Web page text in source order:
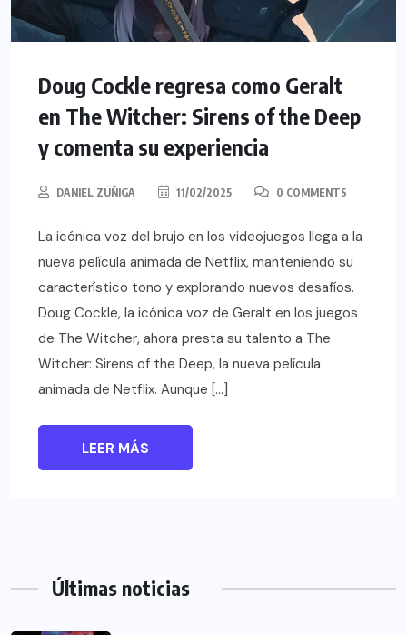
Doug Cockle regresa como Geralt
en The Witcher: Sirens of the Deep
y comenta su experiencia
DANIEL ZÚÑIGA 11/02/2025 0 COMMENTS
La icónica voz del brujo en los videojuegos llega a la
nueva película animada de Netflix, manteniendo su
característico tono y explorando nuevos desafíos.
Doug Cockle, la icónica voz de Geralt en los juegos
de The Witcher, ahora presta su talento a The
Witcher: Sirens of the Deep, la nueva película
animada de Netflix. Aunque […]
LEER MÁS
Últimas noticias